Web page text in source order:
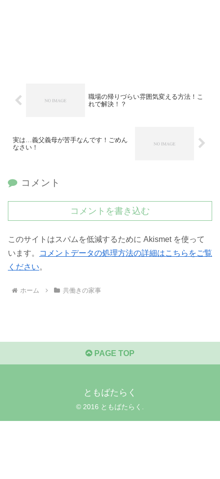
職場の帰りづらい雰囲気変える方法！こ
れで解決！？
実は…義父義母が苦手なんです！ごめん
なさい！
コメント
コメントを書き込む
このサイトはスパムを低減するために Akismet を使って
います。
コメントデータの処理方法の詳細はこちらをご覧
ください。
ホーム 共働きの家事
PAGE TOP
ともばたらく
© 2016 ともばたらく.